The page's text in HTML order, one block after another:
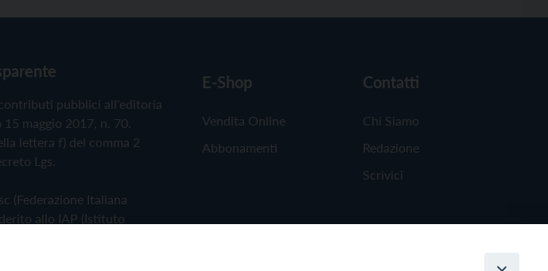
pubblici all'editoria
maggio 2017, n. 70.
lettera f) del comma 2
Lgs.
(Federazione Italiana
allo IAP (Istituto
E-Shop
Vendita Online
Abbonamenti
Contatti
Chi Siamo
Redazione
Scrivici